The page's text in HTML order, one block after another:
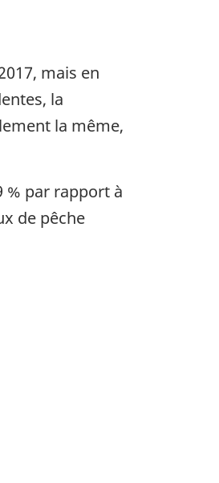
mais en
la
la même,
% par rapport à
de pêche